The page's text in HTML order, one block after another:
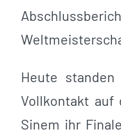
Heute
Vollkontakt auf
Sinem ihr